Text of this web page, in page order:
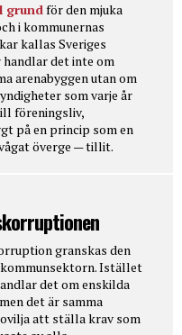
grundför den mjuka
i kommunernas
kallas Sveriges
det inte om
arenabyggen utan om
som varje år
föreningsliv,
på en princip som en
överge — tillit.
granskas den
Istället
det om enskilda
det är samma
att ställa krav som